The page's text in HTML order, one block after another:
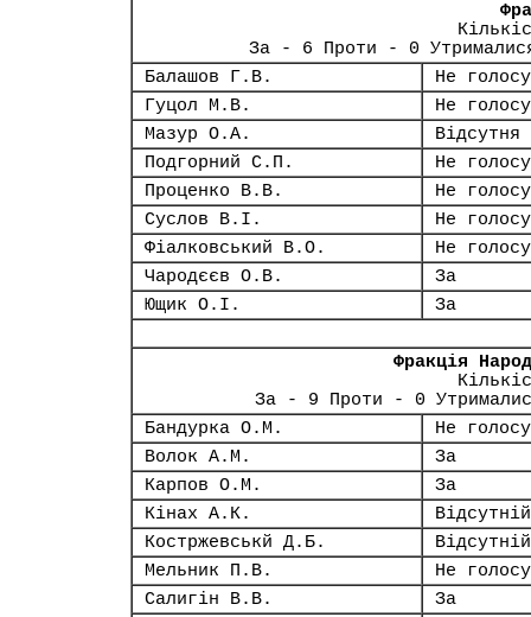
За - 6 Проти - 0
Балашов Г.В.
Не
Гуцол М.В.
Не
Мазур О.А.
Відсутня
Подгорний С.П.
Не
Проценко В.В.
Не
Суслов В.І.
Не
Фіалковський В.О.
Не
Чародєєв О.В.
За
Ющик О.І.
За
Фракція
За - 9 Проти - 0
Бандурка О.М.
Не
Волок А.М.
За
Карпов О.М.
За
Кінах А.К.
Відсутній
Костржевськй Д.Б.
Відсутній
Мельник П.В.
Не
Салигін В.В.
За